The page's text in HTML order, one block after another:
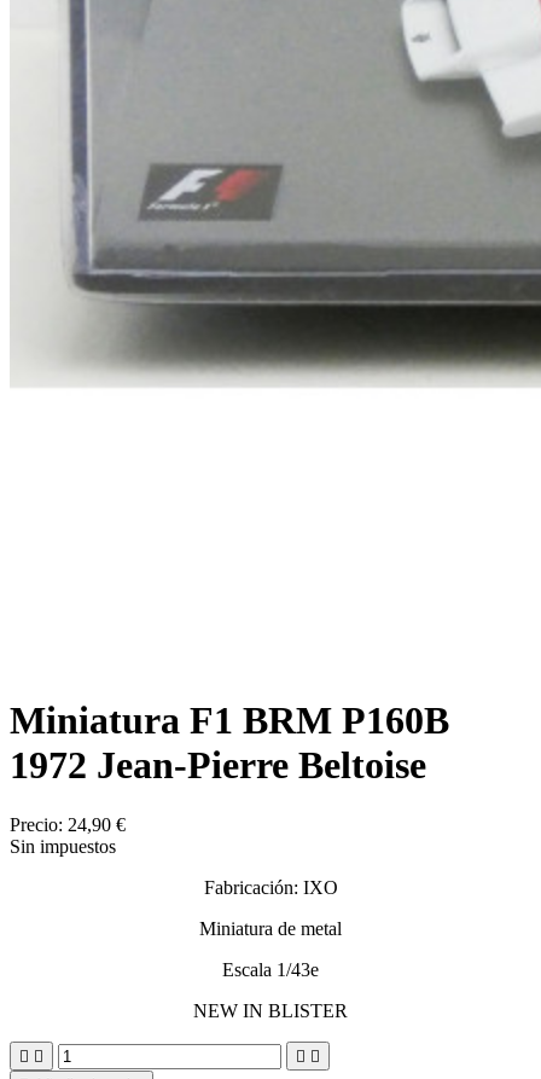
Miniatura F1 BRM P160B
1972 Jean-Pierre Beltoise
Precio: 24,90 €
Sin impuestos
Fabricación: IXO
Miniatura de metal
Escala 1/43e
NEW IN BLISTER
   